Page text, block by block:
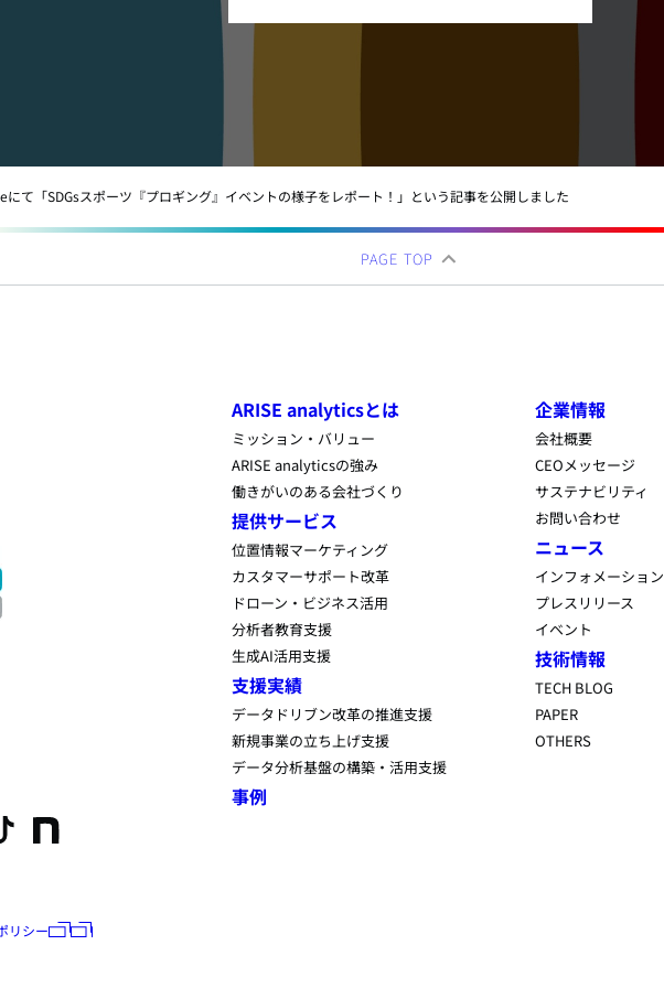
にて「SDGsスポーツ『プロギング』イベントの様子をレポート！」という記事を公開しました
PAGE TOP
リシー
ARISE analyticsとは
ミッション・バリュー
ARISE analyticsの強み
働きがいのある会社づくり
提供サービス
位置情報マーケティング
カスタマーサポート改革
ドローン・ビジネス活用
分析者教育支援
生成AI活用支援
支援実績
データドリブン改革の推進支援
新規事業の立ち上げ支援
データ分析基盤の構築・活用支援
事例
企業情報
会社概要
CEOメッセージ
サステナビリティ
お問い合わせ
ニュース
インフォメーション
プレスリリース
イベント
技術情報
TECH BLOG
PAPER
OTHERS